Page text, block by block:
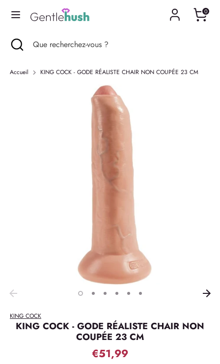
0
LangueFrançais
Recherche
Que
vous
Recherche
Que
?
Fermer
Accueil KING COCK - GODE RÉALISTE CHAIR NON COUPÉE 23 CM
KING COCK
KING COCK - GODE RÉALISTE CHAIR NON
COUPÉE 23 CM
€51,99